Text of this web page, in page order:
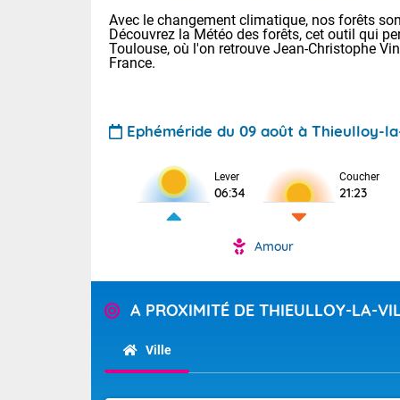
Avec le changement climatique, nos forêts
Découvrez la Météo des forêts, cet outil qui
Toulouse, où l'on retrouve Jean-Christophe
France.
Ephéméride du 09 août à Thieulloy-
Lever
06:34
Coucher
21:23
Amour
A PROXIMITÉ DE THIEULLOY-LA-
Ville
Voici les
: 12/27 Paris
Clermont-Fd
Limoges :
Lille : 16/34
Temps
Alpes-